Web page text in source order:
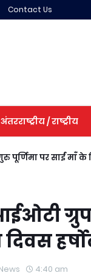
Contact Us
अंतरराष्ट्रीय / राष्ट्रीय
पूर्णिमा पर साईं माँ
दिवस
4:40 am